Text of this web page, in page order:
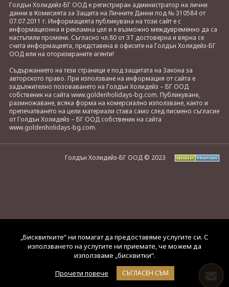
Голдън Холидейз-БГ ООД е регистриран администратор на лични
данни в Комисията за Защита на Личните Данни под № 310584 от
07.07.2011 г. Информацията публикувана на този сайт е с
информационна и рекламна цел и е възможно междувременно да са
настъпили промени. Съгласно чл.80 от ЗТ достоверна и вярна се
счита информацията, представена в офисите на Голдън Холидейз-БГ
ООД или на оторизираните агенти!
Съдържанието на тези страници е под защитата на Закона за
авторското право. При използване на информация от сайта е
задължително позоваването на Голдън Холидейз – БГ ООД
собственик на сайта www.goldenholidays-bg.com. Публикуване,
размножаване, всяка форма на комерсиално използване, както и
препечатването на цели материали става само след писмено съгласие
от Голдън Холидейз – БГ ООД собственик на сайта
www.goldenholidays-bg.com.
Голдън Холидейз-БГ ООД © 2023
„Бисквитките“ ни помагат да предоставяме услугите си. С
използването на услугите ни приемате, че можем да
използваме „бисквитки“.
Прочети повече
СЪГЛАСЕН СЪМ